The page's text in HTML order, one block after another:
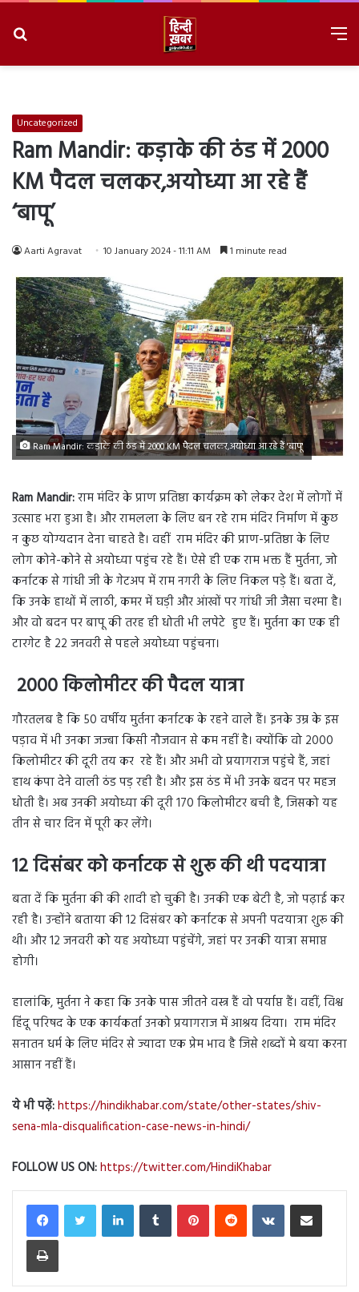
Uncategorized
Ram Mandir: कड़ाके की ठंड में 2000
KM पैदल चलकर,अयोध्या आ रहे हैं
‘बापू’
Aarti Agravat 10 January 2024 - 11:11 AM 1 minute read
Ram Mandir: कड़ाके की ठंड में 2000 KM पैदल चलकर,अयोध्या आ रहे हैं 'बापू'
Ram Mandir:राम मंदिर के प्राण प्रतिष्ठा कार्यक्रम को लेकर देश में लोगों में
उत्साह भरा हुआ है। और रामलला के लिए बन रहे राम मंदिर निर्माण में कुछ
न कुछ योग्यदान देना चाहते है। वहीं राम मंदिर की प्राण-प्रतिष्ठा के लिए
लोग कोने-कोने से अयोध्या पहुंच रहे हैं। ऐसे ही एक राम भक्त हैं मुर्तना, जो
कर्नाटक से गांधी जी के गेटअप में राम नगरी के लिए निकल पड़े हैं। बता दें,
कि उनके हाथों में लाठी, कमर में घड़ी और आंखों पर गांधी जी जैसा चश्मा है।
और वो बदन पर बापू की तरह ही धोती भी लपेटे हुए हैं। मुर्तना का एक ही
टारगेट है 22 जनवरी से पहले अयोध्या पहुंचना।
2000 किलोमीटर की पैदल यात्रा
गौरतलब है कि 50 वर्षीय मुर्तना कर्नाटक के रहने वाले हैं। इनके उम्र के इस
पड़ाव में भी उनका जज्बा किसी नौजवान से कम नहीं है। क्योंकि वो 2000
किलोमीटर की दूरी तय कर रहे हैं। और अभी वो प्रयागराज पहुंचे हैं, जहां
हाथ कंपा देने वाली ठंड पड़ रही है। और इस ठंड में भी उनके बदन पर महज
धोती है। अब उनकी अयोध्या की दूरी 170 किलोमीटर बची है, जिसको यह
तीन से चार दिन में पूरी कर लेंगे।
12 दिसंबर को कर्नाटक से शुरू की थी पदयात्रा
बता दें कि मुर्तना की की शादी हो चुकी है। उनकी एक बेटी है, जो पढ़ाई कर
रही है। उन्होंने बताया की 12 दिसंबर को कर्नाटक से अपनी पदयात्रा शुरू की
थी। और 12 जनवरी को यह अयोध्या पहुंचेंगे, जहां पर उनकी यात्रा समाप्त
होगी।
हालांकि, मुर्तना ने कहा कि उनके पास जीतने वस्त्र हैं वो पर्याप्त हैं। वहीं, विश्व
हिंदू परिषद के एक कार्यकर्ता उनको प्रयागराज में आश्रय दिया। राम मंदिर
सनातन धर्म के लिए मंदिर से ज्यादा एक प्रेम भाव है जिसे शब्दों मे बया करना
आसान नहीं हैं।
ये भी पढ़ें:https://hindikhabar.com/state/other-states/shiv-
sena-mla-disqualification-case-news-in-hindi/
FOLLOW US ON:https://twitter.com/HindiKhabar
LinkedInTumblr PinterestReddit VKontakteShare via Email
Print